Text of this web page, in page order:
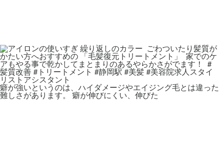
癖が強いというのは、ハイダメージやエイジング毛とは違った
難しさがあります。 癖が伸びにくい、伸びた